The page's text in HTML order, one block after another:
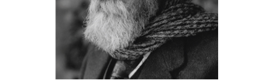
הנחת אתר ספר מודפס
$35
$32